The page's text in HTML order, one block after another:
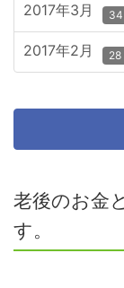
2017年3月
2017年2月
老後のお金
す。